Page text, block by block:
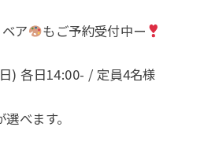
ア もご予約受付中ー
) 各日14:00- / 定員4名様
べます。